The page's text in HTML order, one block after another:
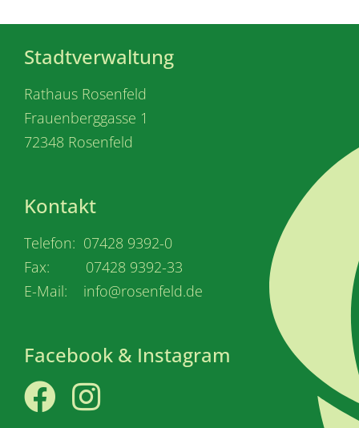
Stadtverwaltung
Rathaus Rosenfeld
Frauenberggasse 1
72348 Rosenfeld
Kontakt
Telefon: 07428 9392-0
Fax: 07428 9392-33
E-Mail: info@rosenfeld.de
Facebook & Instagram